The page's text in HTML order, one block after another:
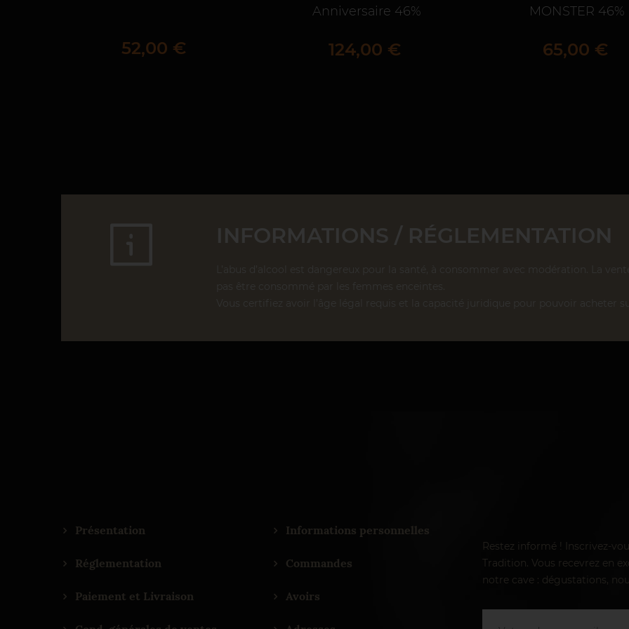
Prix
52,00 €
Anniversaire 46%
Prix
124,00 €
MONSTER 46%
Prix
65,00 €
INFORMATIONS / RÉGLEMENTATION
Présentation
Réglementation
Paiement et Livraison
Informations personnelles
Commandes
Avoirs
Restez informé ! Inscrivez-
Tradition. Vous recevrez en
notre cave : dégustations,